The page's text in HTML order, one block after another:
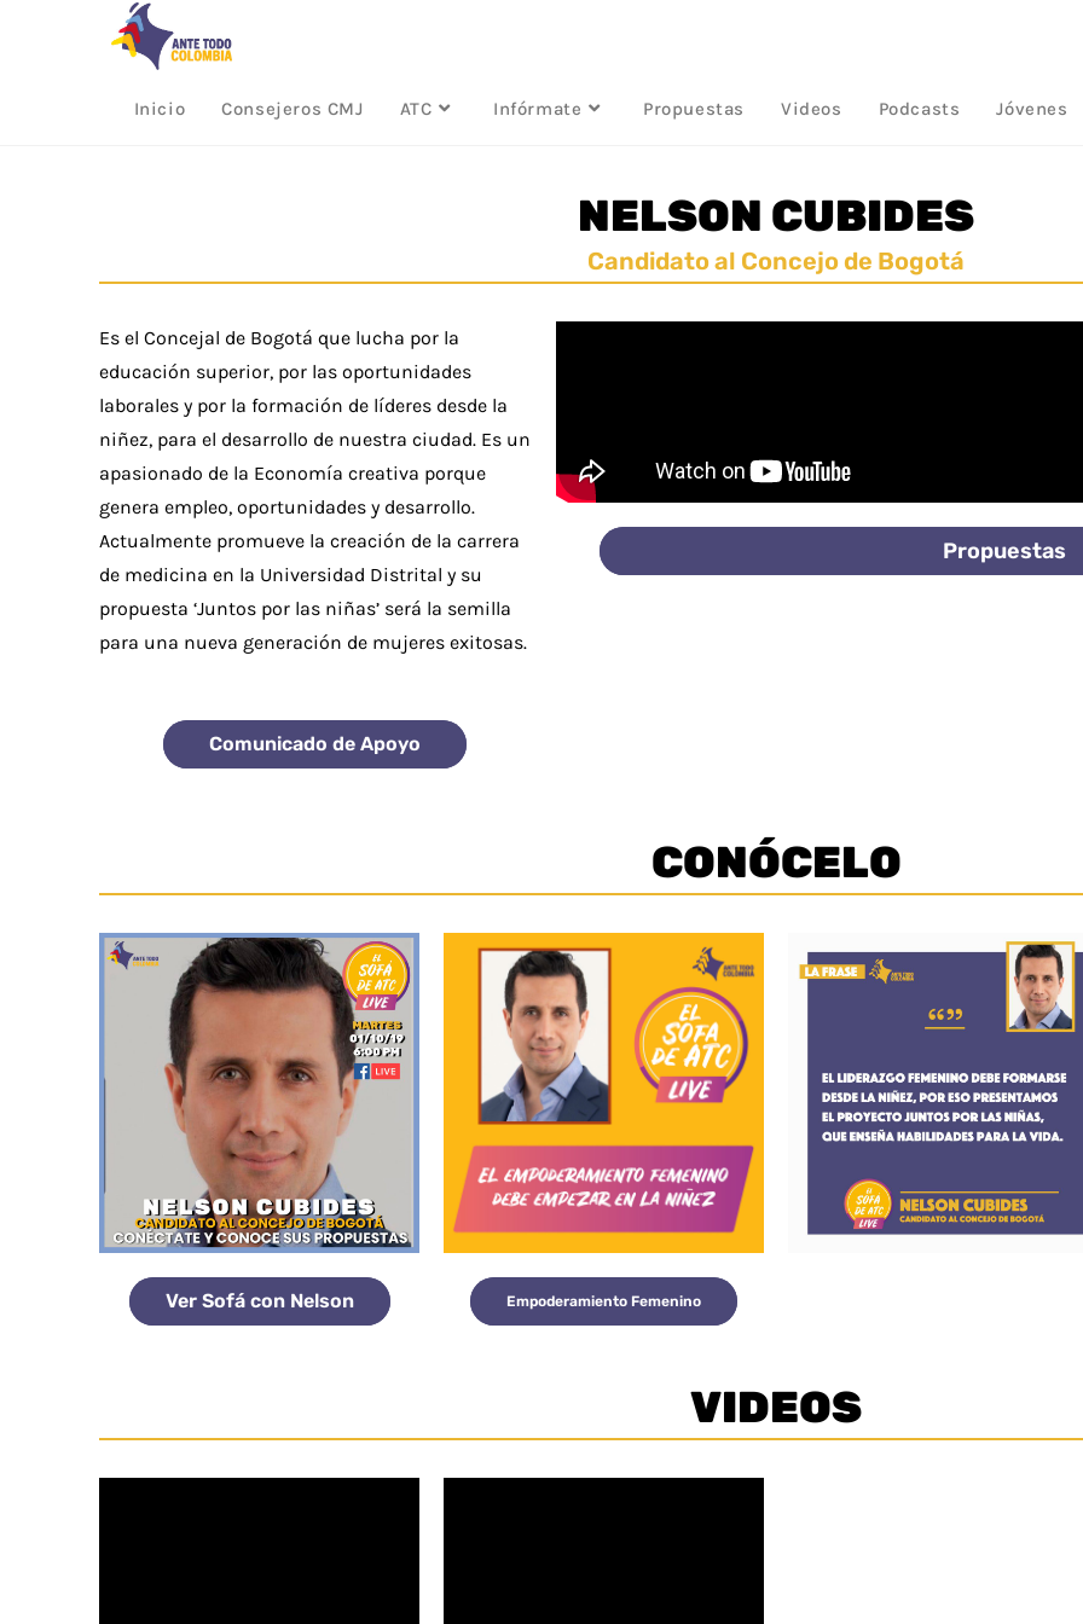
Inicio Consejeros CMJ ATC Infórmate Propuestas Videos Podcasts Jóvenes
NELSON CUBIDES
Candidato al Concejo de Bogotá
Es el Concejal de Bogotá que lucha por la
educación superior, por las oportunidades
laborales y por la formación de líderes desde la
niñez, para el desarrollo de nuestra ciudad. Es un
apasionado de la Economía creativa porque
genera empleo, oportunidades y desarrollo.
Actualmente promueve la creación de la carrera
de medicina en la Universidad Distrital y su
propuesta ‘Juntos por las niñas’ será la semilla
para una nueva generación de mujeres exitosas.
Comunicado de Apoyo
Propuestas
CONÓCELO
Ver Sofá con Nelson Empoderamiento Femenino
VIDEOS